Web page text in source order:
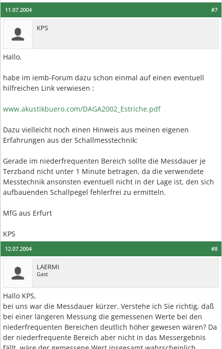
#7
11.07.2004
KPS
Hallo,
habe im iemb-Forum dazu schon einmal auf einen eventuell
hilfreichen Link verwiesen :
www.akustikbuero.com/DAGA2002_Estriche.pdf
Dazu vielleicht noch einen Hinweis aus meinen eigenen
Erfahrungen aus der Schallmesstechnik:
Gerade im niederfrequenten Bereich sollte die Messdauer je
Terzband nicht unter 1 Minute betragen, da die verwendete
Messtechnik ansonsten eventuell nicht in der Lage ist, den sich
aufbauenden Schallpegel fehlerfrei zu ermitteln.
MfG aus Erfurt
KPS
#8
12.07.2004
LAERMI
Gast
Hallo KPS,
bei uns war die Messdauer kürzer. Verstehe ich Sie richtig, daß
bei einer längeren Messung die gemessenen Werte bei den
niederfrequenten Bereichen deutlich höher gewesen wären? Da
der niederfrequente Bereich aber nicht in das Messergebnis